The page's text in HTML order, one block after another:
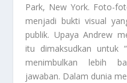
Park, New York. Foto-
menjadi bukti visual
publik. Upaya Andrew
itu dimaksudkan untuk
menimbulkan lebih
jawaban. Dalam dunia